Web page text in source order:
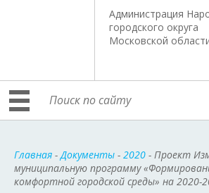
Администрация
городского округа
Московской
Главная -Документы - 2020 - Проект
муниципальную программу
комфортной городской среды» на 2020-